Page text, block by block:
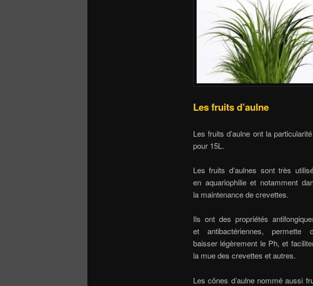
Les fruits d’aulne
Les fruits d’aulne ont la
pour 15L.
Les fruits d’aulnes sont très
en aquariophilie et notamment
la maintenance de crevettes.
Ils ont des propriétés
et antibactériennes, permette
baisser légèrement le Ph, et
la mue des crevettes et autres.
Les cônes d’aulne nommé aussi